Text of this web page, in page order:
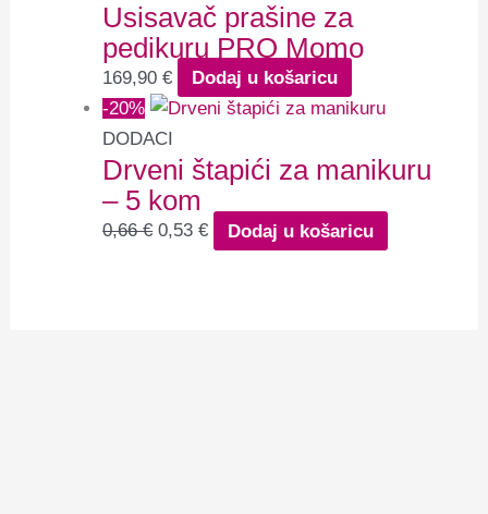
Usisavač prašine za
pedikuru PRO Momo
169,90€
Dodaj u košaricu
-20%
DODACI
Drveni štapići za manikuru
– 5 kom
0,66€ 0,53€ Dodaj u košaricu